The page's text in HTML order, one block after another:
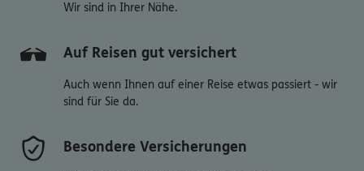
Wir sind in Ihrer Nähe.
Auf Reisen gut versichert
Auch wenn Ihnen auf einer Reise etwas passiert - wir
sind für Sie da.
Besondere Versicherungen